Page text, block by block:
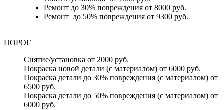
Ремонт до 30% повреждения от 8000 руб.
Ремонт до 50% повреждения от 9300 руб.
ПОРОГ
Снятие/установка от 2000 руб.
Покраска новой детали (с материалом) от 6000 руб.
Покраска детали до 30% повреждения (с материалом) от
6500 руб.
Покраска детали до 50% повреждения (с материалом) от
6000 руб.